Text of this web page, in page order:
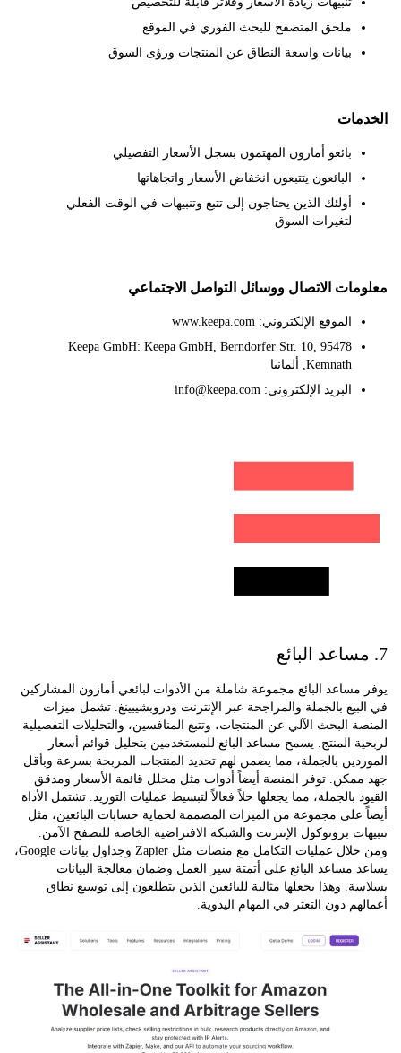
ملحق المتصفح للبحث الفوري في الموقع
بيانات واسعة النطاق عن المنتجات ورؤى السوق
بائعو أمازون المهتمون بسجل الأسعار التفصيلي
البائعون يتتبعون انخفاض الأسعار واتجاهاتها
أولئك الذين يحتاجون إلى تتبع وتنبيهات في الوقت الفعلي
لتغيرات السوق
الاتصال ووسائل التواصل الاجتماعي
الموقع الإلكتروني: www.keepa.com
Keepa GmbH: Keepa GmbH, Berndorfer Str. 10, 95478
Kemnath, ألمانيا
البريد الإلكتروني: info@keepa.com
البائع مجموعة شاملة من الأدوات لبائعي أمازون المشاركين
بالجملة والمراجحة عبر الإنترنت ودروبشيبينغ. تشمل ميزات
البحث الآلي عن المنتجات، وتتبع المنافسين، والتحليلات التفصيلية
المنتج. يسمح مساعد البائع للمستخدمين بتحليل قوائم أسعار
بالجملة، مما يضمن لهم تحديد المنتجات المربحة بسرعة وبأقل
توفر المنصة أيضاً أدوات مثل محلل قائمة الأسعار ومدقق
بالجملة، مما يجعلها حلاً فعالاً لتبسيط عمليات التوريد. تشتمل الأداة
مجموعة من الميزات المصممة لحماية حسابات البائعين، مثل
بروتوكول الإنترنت والشبكة الافتراضية الخاصة للتصفح الآمن.
ومن خلال عمليات التكامل مع منصات مثل Zapier وجداول بيانات Google،
مساعد البائع على أتمتة سير العمل وضمان معالجة البيانات
وهذا يجعلها مثالية للبائعين الذين يتطلعون إلى توسيع نطاق
دون التعثر في المهام اليدوية.